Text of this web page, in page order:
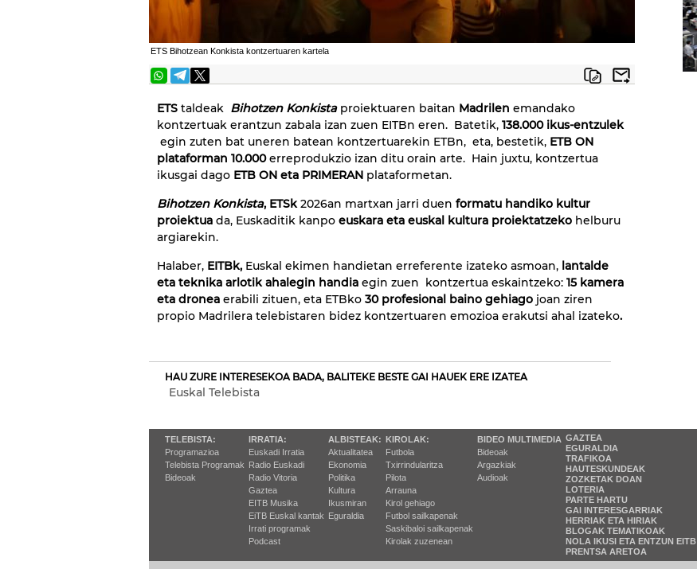
ETS Bihotzean Konkista kontzertuaren kartela
ETS taldeak Bihotzen Konkistaproiektuaren baitan Madrilen emandako
kontzertuak erantzun zabala izan zuen EITBn eren. Batetik, 138.000 ikus-entzulek
egin zuten bat uneren batean kontzertuarekin ETBn, eta, bestetik, ETB ON
plataforman 10.000erreprodukzio izan ditu orain arte. Hain juxtu, kontzertua
ikusgai dago ETB ON eta PRIMERAN plataformetan.
Bihotzen Konkista, ETSk2026an martxan jarri duen formatu handiko kultur
proiektua da, Euskaditik kanpo euskara eta euskal kultura proiektatzeko helburu
argiarekin.
Halaber, EITBk, Euskal ekimen handietan erreferente izateko asmoan, lantalde
eta teknika arlotik ahalegin handia egin zuen kontzertua eskaintzeko: 15 kamera
eta dronea erabili zituen, eta ETBko 30 profesional baino gehiago joan ziren
propio Madrilera telebistaren bidez kontzertuaren emozioa erakutsi ahal izateko.
HAU ZURE INTERESEKOA BADA, BALITEKE BESTE GAI HAUEK ERE IZATEA
Euskal Telebista
TELEBISTA:
Programazioa
Telebista Programak
Bideoak
IRRATIA:
Euskadi Irratia
Radio Euskadi
Radio Vitoria
Gaztea
EITB Musika
EiTB Euskal kantak
Irrati programak
Podcast
ALBISTEAK:
Aktualitatea
Ekonomia
Politika
Kultura
Ikusmiran
Eguraldia
KIROLAK:
Futbola
Txirrindularitza
Pilota
Arrauna
Kirol gehiago
Futbol sailkapenak
Saskibaloi sailkapenak
Kirolak zuzenean
BIDEO MULTIMEDIA
Bideoak
Argazkiak
Audioak
GAZTEA
EGURALDIA
TRAFIKOA
HAUTESKUNDEAK
ZOZKETAK DOAN
LOTERIA
PARTE HARTU
GAI INTERESGARRIAK
HERRIAK ETA HIRIAK
BLOGAK TEMATIKOAK
NOLA IKUSI ETA ENTZUN EITB
PRENTSA ARETOA